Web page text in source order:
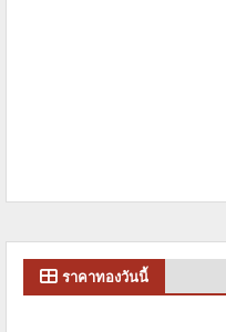
ราคาทองวันนี้